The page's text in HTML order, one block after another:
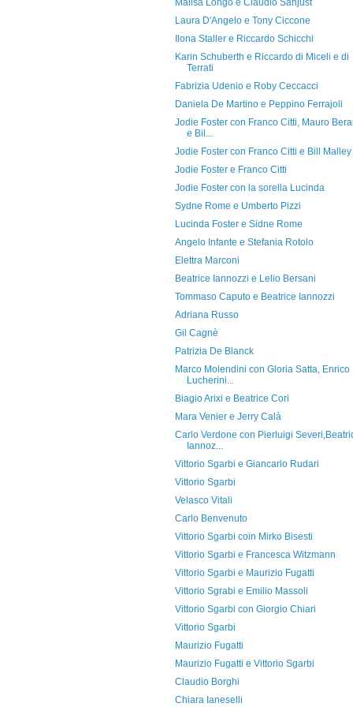
Malisa Longo e Claudio Sanjust
Laura D'Angelo e Tony Ciccone
Ilona Staller e Riccardo Schicchi
Karin Schuberth e Riccardo di Miceli e di
Terrati
Fabrizia Udenio e Roby Ceccacci
Daniela De Martino e Peppino Ferrajoli
Jodie Foster con Franco Citti, Mauro
e Bil...
Jodie Foster con Franco Citti e Bill Malley
Jodie Foster e Franco Citti
Jodie Foster con la sorella Lucinda
Sydne Rome e Umberto Pizzi
Lucinda Foster e Sidne Rome
Angelo Infante e Stefania Rotolo
Elettra Marconi
Beatrice Iannozzi e Lelio Bersani
Tommaso Caputo e Beatrice Iannozzi
Adriana Russo
Gil Cagnè
Patrizia De Blanck
Marco Molendini con Gloria Satta, Enrico
Lucherini...
Biagio Arixi e Beatrice Cori
Mara Venier e Jerry Calà
Carlo Verdone con Pierluigi
Iannoz...
Vittorio Sgarbi e Giancarlo Rudari
Vittorio Sgarbi
Velasco Vitali
Carlo Benvenuto
Vittorio Sgarbi coin Mirko Bisesti
Vittorio Sgarbi e Francesca Witzmann
Vittorio Sgarbi e Maurizio Fugatti
Vittorio Sgrabi e Emilio Massoli
Vittorio Sgarbi con Giorgio Chiari
Vittorio Sgarbi
Maurizio Fugatti
Maurizio Fugatti e Vittorio Sgarbi
Claudio Borghi
Chiara Ianeselli